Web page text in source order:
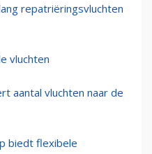
repatriëringsvluchten
vluchten
aantal vluchten naar de
biedt flexibele